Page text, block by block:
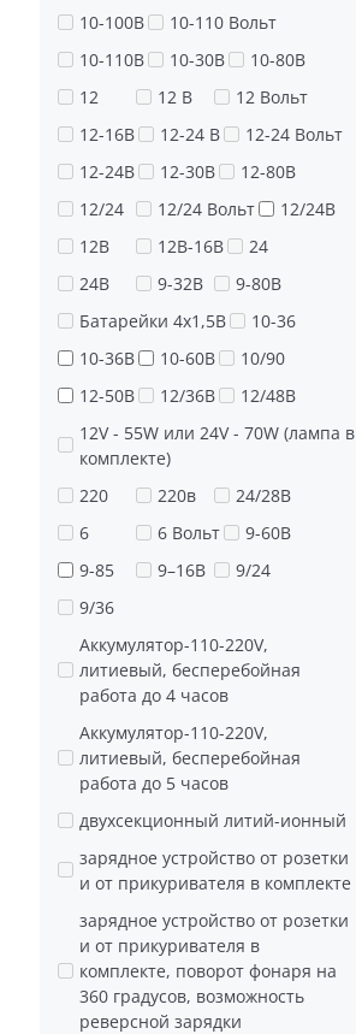
10-100В
10-110 Вольт
10-110В
10-30В
10-80В
12
12 В
12 Вольт
12-16В
12-24 В
12-24 Вольт
12-24В
12-30В
12-80В
12/24
12/24 Вольт
12/24В
12В
12В-16В
24
24В
9-32В
9-80В
Батарейки 4х1,5В
10-36
10-36В
10-60В
10/90
12-50В
12/36В
12/48В
12V - 55W или 24V - 70W (лампа в
комплекте)
220
220в
24/28В
6
6 Вольт
9-60В
9-85
9–16В
9/24
9/36
Аккумулятор-110-220V,
литиевый, бесперебойная
работа до 4 часов
Аккумулятор-110-220V,
литиевый, бесперебойная
работа до 5 часов
двухсекционный литий-ионный
зарядное устройство от розетки
и от прикуривателя в комплекте
зарядное устройство от розетки
и от прикуривателя в
комплекте, поворот фонаря на
360 градусов, возможность
реверсной зарядки